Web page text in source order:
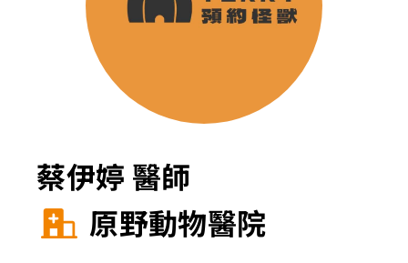
蔡伊婷 醫師
原野動物醫院